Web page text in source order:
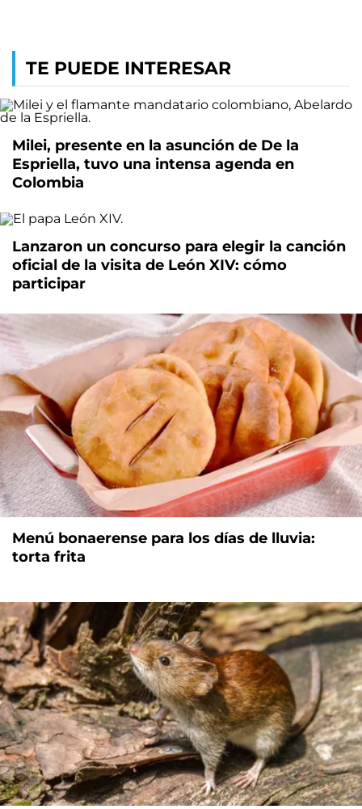
TE PUEDE INTERESAR
Milei, presente en la asunción de De la
Espriella, tuvo una intensa agenda en
Colombia
Lanzaron un concurso para elegir la canción
oficial de la visita de León XIV: cómo
participar
Menú bonaerense para los días de lluvia:
torta frita